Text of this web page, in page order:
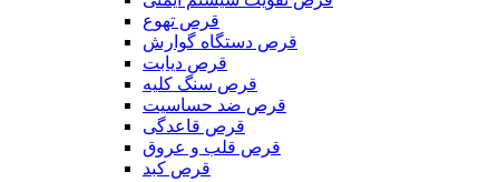
قرص تهوع
قرص دستگاه گوارش
قرص دیابت
قرص سنگ کلیه
قرص ضد حساسیت
قرص قاعدگی
قرص قلب و عروق
قرص کبد